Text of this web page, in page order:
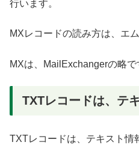
行います。
MXレコードの読み方は、エ
MXは、MailExchangerの略で
TXTレコードは、テ
TXTレコードは、テキスト情